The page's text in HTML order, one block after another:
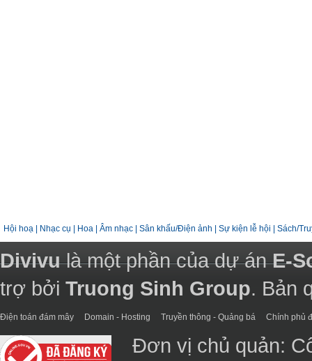
Hội hoạ Nhạc cụ Hoa Âm nhạc Sân khấu/Điện ảnh Sự kiện lễ hội Sách/
Divivulà một phần của dự ánE-
trợ bởi Truong Sinh Group. Bản
Điện toán đám mây Domain - Hosting Truyền thông - Quảng bá Chính phủ
Đơn vị chủ quản: